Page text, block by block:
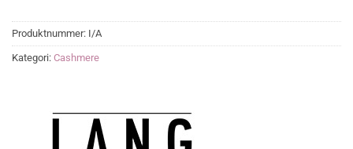
Produktnummer: I/A
Kategori: Cashmere